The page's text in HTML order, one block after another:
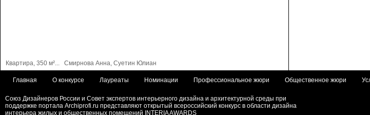
Квартира, 350 м²... Смирнова Анна, Суетин Юлиан
Главная О конкурсе Лауреаты Номинации Профессиональное жюри Общественное жюри
Союз Дизайнеров России и Совет экспертов интерьерного дизайна и архитектурной среды при
поддержке портала Archiprofi.ru представляют открытый всероссийский конкурс в области дизайна
интерьера жилых и общественных помещений INTERIA AWARDS